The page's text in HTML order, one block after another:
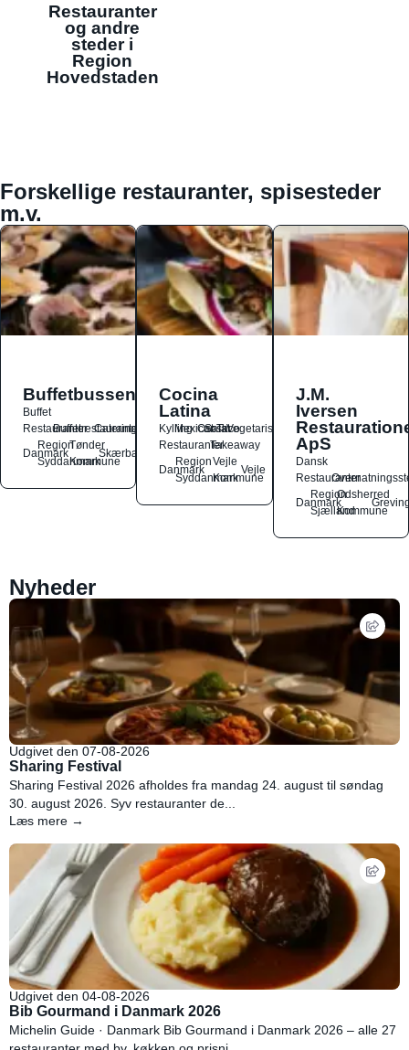
Restauranter
og andre
steder i
Region
Hovedstaden
Forskellige restauranter, spisesteder
m.v.
Buffetbussen
Buffet
Restauranter
Buffetrestauranter
Catering
Danmark
Region
Syddanmark
Tønder
Kommune
Skærbæk
Cocina
Latina
Kylling
Mexicansk
OstSalat
TacoVegetarisk
RestauranterTakeaway
Danmark
Region
Syddanmark
Vejle
Kommune
Vejle
J.M.
Iversen
ApS
Dansk
Restauranter
Danmark
Region
Sjælland
Odsherred
Kommune
Nyheder
Udgivet den 07-08-2026
Sharing Festival
Sharing Festival 2026 afholdes fra mandag 24. august til søndag
30. august 2026. Syv restauranter de...
Læs mere →
Udgivet den 04-08-2026
Bib Gourmand i Danmark 2026
Michelin Guide · Danmark Bib Gourmand i Danmark 2026 – alle 27